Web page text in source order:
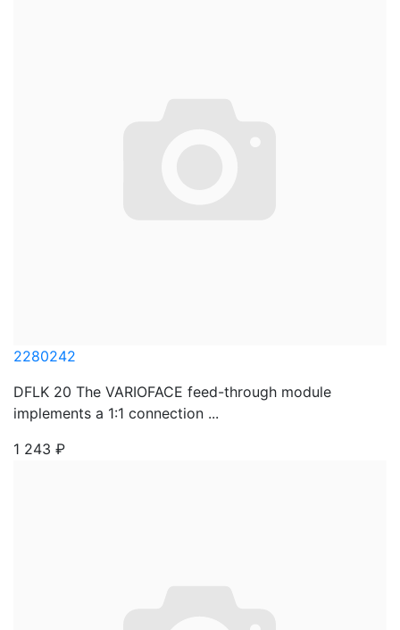
2280242
DFLK 20 The VARIOFACE feed-through module
implements a 1:1 connection ...
1 243 ₽